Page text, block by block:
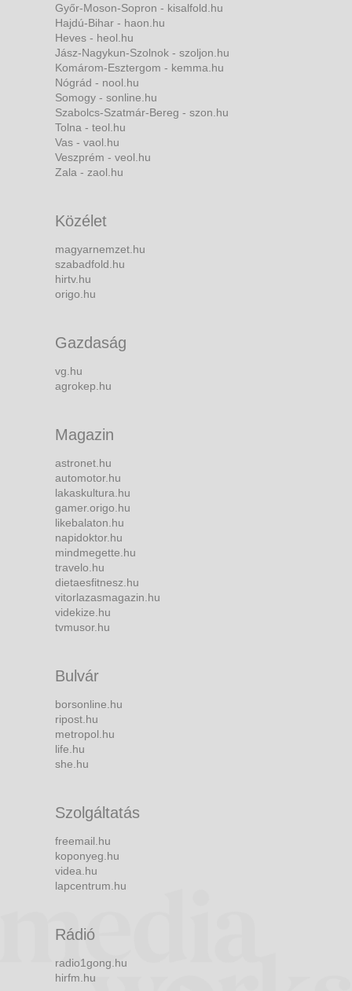
Győr-Moson-Sopron - kisalfold.hu
Hajdú-Bihar - haon.hu
Heves - heol.hu
Jász-Nagykun-Szolnok - szoljon.hu
Komárom-Esztergom - kemma.hu
Nógrád - nool.hu
Somogy - sonline.hu
Szabolcs-Szatmár-Bereg - szon.hu
Tolna - teol.hu
Vas - vaol.hu
Veszprém - veol.hu
Zala - zaol.hu
Közélet
magyarnemzet.hu
szabadfold.hu
hirtv.hu
origo.hu
Gazdaság
vg.hu
agrokep.hu
Magazin
astronet.hu
automotor.hu
lakaskultura.hu
gamer.origo.hu
likebalaton.hu
napidoktor.hu
mindmegette.hu
travelo.hu
dietaesfitnesz.hu
vitorlazasmagazin.hu
videkize.hu
tvmusor.hu
Bulvár
borsonline.hu
ripost.hu
metropol.hu
life.hu
she.hu
Szolgáltatás
freemail.hu
koponyeg.hu
videa.hu
lapcentrum.hu
Rádió
radio1gong.hu
hirfm.hu